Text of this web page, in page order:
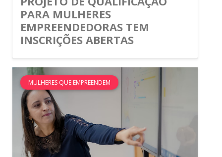
PARA MULHERES
EMPREENDEDORAS TEM
INSCRIÇÕES ABERTAS
MULHERES QUE EMPREENDEM